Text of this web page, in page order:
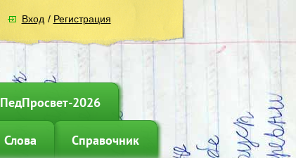
Вход / Регистрация
ПедПросвет-2026
Слова Справочник